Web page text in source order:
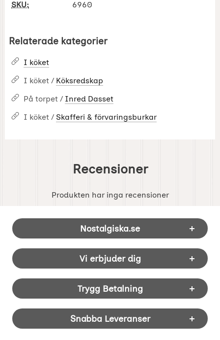
SKU: 6960
Relaterade kategorier
I köket
I köket / Köksredskap
På torpet / Inred Dasset
I köket / Skafferi & förvaringsburkar
Recensioner
Produkten har inga recensioner
Sidfot Blandad info och länkar
Nostalgiska.se
Vi erbjuder dig
Trygg Betalning
Snabba Leveranser